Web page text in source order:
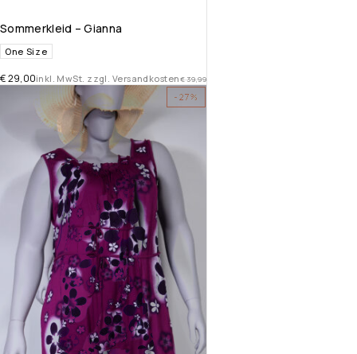
Sommerkleid – Gianna
One Size
€39,99
€29,00inkl. MwSt. zzgl. Versandkosten
-27%